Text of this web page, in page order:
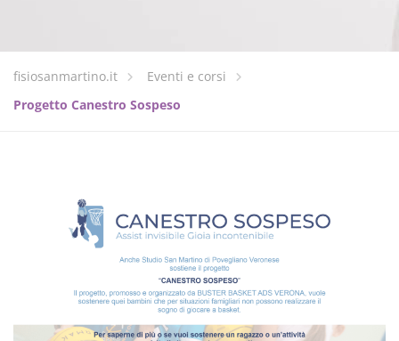
fisiosanmartino.it
Eventi e corsi
Progetto Canestro Sospeso